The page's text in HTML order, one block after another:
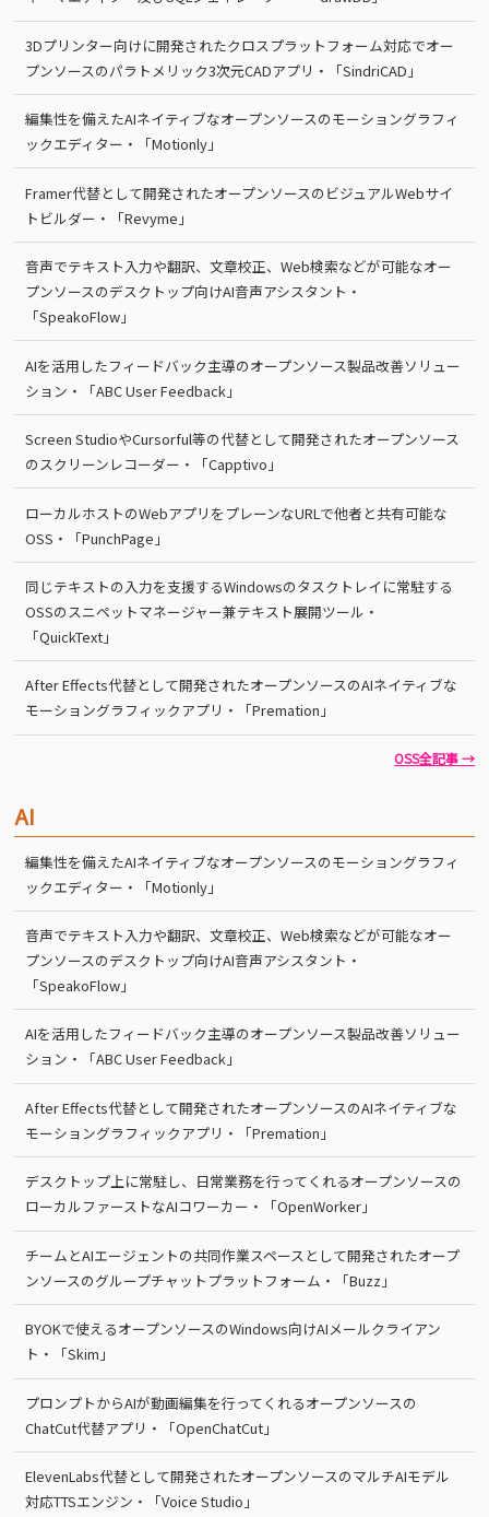
3Dプリンター向けに開発されたクロスプラットフォーム対応でオー
プンソースのパラトメリック3次元CADアプリ・「SindriCAD」
編集性を備えたAIネイティブなオープンソースのモーショングラフィ
ックエディター・「Motionly」
Framer代替として開発されたオープンソースのビジュアルWebサイ
トビルダー・「Revyme」
音声でテキスト入力や翻訳、文章校正、Web検索などが可能なオー
プンソースのデスクトップ向けAI音声アシスタント・
「SpeakoFlow」
AIを活用したフィードバック主導のオープンソース製品改善ソリュー
ション・「ABC User Feedback」
Screen StudioやCursorful等の代替として開発されたオープンソース
のスクリーンレコーダー・「Capptivo」
ローカルホストのWebアプリをプレーンなURLで他者と共有可能な
OSS・「PunchPage」
同じテキストの入力を支援するWindowsのタスクトレイに常駐する
OSSのスニペットマネージャー兼テキスト展開ツール・
「QuickText」
After Effects代替として開発されたオープンソースのAIネイティブな
モーショングラフィックアプリ・「Premation」
OSS全記事 →
AI
編集性を備えたAIネイティブなオープンソースのモーショングラフィ
ックエディター・「Motionly」
音声でテキスト入力や翻訳、文章校正、Web検索などが可能なオー
プンソースのデスクトップ向けAI音声アシスタント・
「SpeakoFlow」
AIを活用したフィードバック主導のオープンソース製品改善ソリュー
ション・「ABC User Feedback」
After Effects代替として開発されたオープンソースのAIネイティブな
モーショングラフィックアプリ・「Premation」
デスクトップ上に常駐し、日常業務を行ってくれるオープンソースの
ローカルファーストなAIコワーカー・「OpenWorker」
チームとAIエージェントの共同作業スペースとして開発されたオープ
ンソースのグループチャットプラットフォーム・「Buzz」
BYOKで使えるオープンソースのWindows向けAIメールクライアン
ト・「Skim」
プロンプトからAIが動画編集を行ってくれるオープンソースの
ChatCut代替アプリ・「OpenChatCut」
ElevenLabs代替として開発されたオープンソースのマルチAIモデル
対応TTSエンジン・「Voice Studio」